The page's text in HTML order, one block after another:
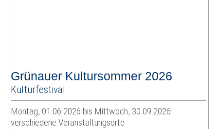
Grünauer Kultursommer 2026
Kulturfestival
Montag, 01.06.2026 bis Mittwoch, 30.09.2026
verschiedene Veranstaltungsorte